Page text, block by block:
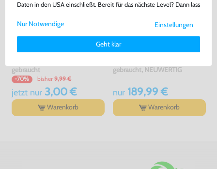
5 Cases / Hüllen für Module
gebraucht
-70% bisher 9,99 €
jetzt nur3,00 €
Warenkorb
Konsole #pink - rosa / Clear Red
gebraucht, NEUWERTIG
nur189,99 €
Warenkorb
Daten in den USA einschließt. Bereit für das nächste Level? Dann lass
Weitere Informationen zu den von uns verwendeten Cookies und
Deinen Rechten als Nutzer findest Du in unsererDaten­schutz­
Impressum.
Einstellungen
Geht klar
Nur Notwendige